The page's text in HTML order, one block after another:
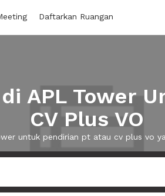
Daftarkan Ruangan
APL Tower
CV Plus VO
untuk pendirian pt atau cv plus vo